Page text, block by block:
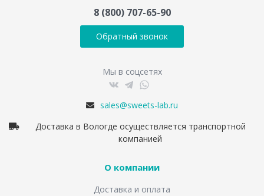
8 (800) 707-65-90
Обратный звонок
Мы в соцсетях
sales@sweets-lab.ru
Доставка в Вологде осуществляется транспортной
компанией
О компании
Доставка и оплата